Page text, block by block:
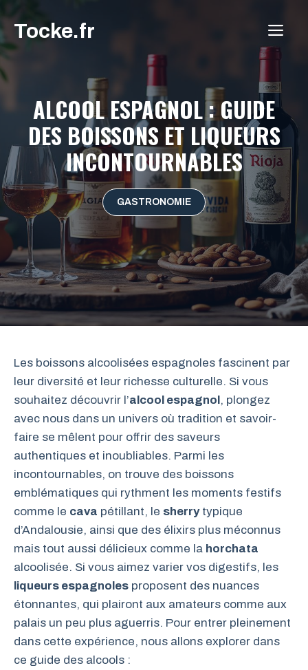
au
contenu
Tocke.fr
ALCOOL ESPAGNOL : GUIDE
DES BOISSONS ET LIQUEURS
INCONTOURNABLES
GASTRONOMIE
Les boissons alcoolisées espagnoles fascinent par
leur diversité et leur richesse culturelle. Si vous
souhaitez découvrir l’alcool espagnol, plongez
avec nous dans un univers où tradition et savoir-
faire se mêlent pour offrir des saveurs
authentiques et inoubliables. Parmi les
incontournables, on trouve des boissons
emblématiques qui rythment les moments festifs
comme le cava pétillant, le sherrytypique
d’Andalousie, ainsi que des élixirs plus méconnus
mais tout aussi délicieux comme la horchata
alcoolisée. Si vous aimez varier vos digestifs, les
liqueurs espagnoles proposent des nuances
étonnantes, qui plairont aux amateurs comme aux
palais un peu plus aguerris. Pour entrer pleinement
dans cette expérience, nous allons explorer dans
ce guide des alcools :